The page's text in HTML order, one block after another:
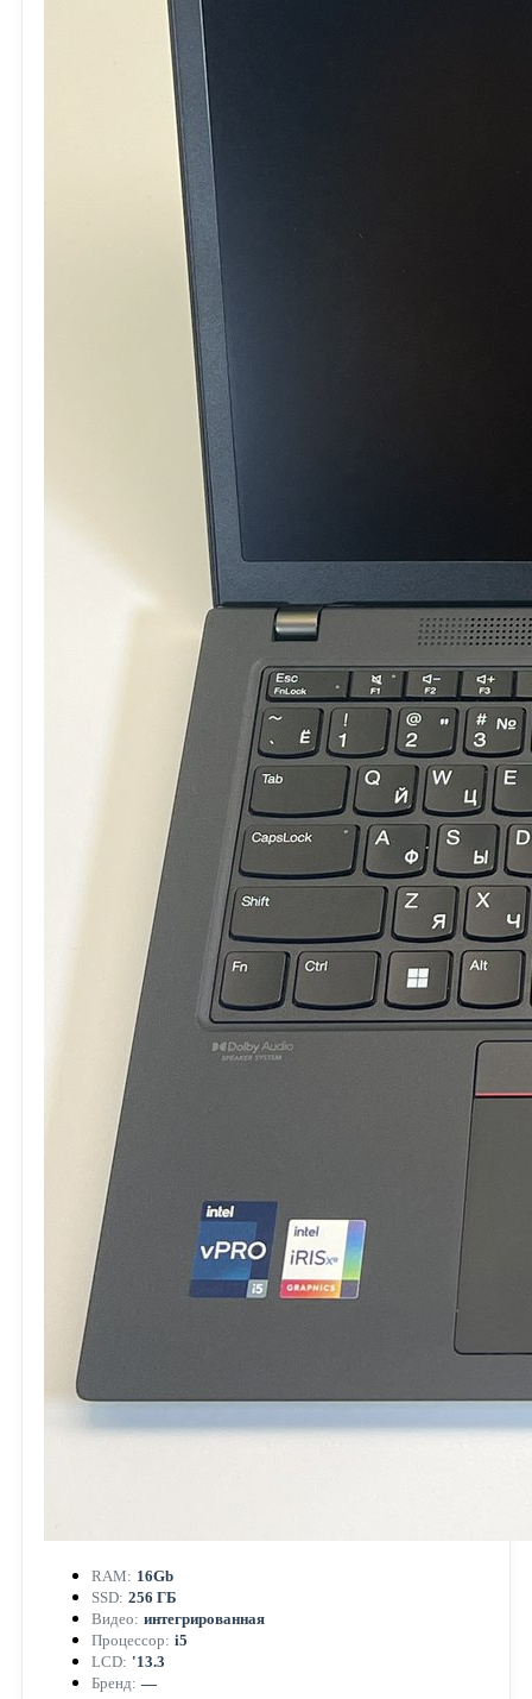
RAM: 16Gb
SSD: 256 ГБ
Видео: интегрированная
Процессор: i5
LCD: '13.3
Бренд: —